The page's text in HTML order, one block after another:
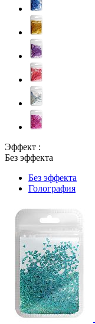
Эффект :
Без эффекта
Без эффекта
Голография